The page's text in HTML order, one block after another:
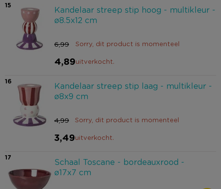
15
Kandelaar streep stip hoog - multikleur -
ø8.5x12 cm
6,99
4,89
Sorry, dit product is momenteel
uitverkocht.
16
Kandelaar streep stip laag - multikleur -
ø8x9 cm
4,99
3,49
Sorry, dit product is momenteel
uitverkocht.
17
Schaal Toscane - bordeauxrood -
ø17x7 cm